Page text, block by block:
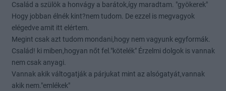
Család a szülök a honvágy a barátok,így maradtam. "gyökerek"
Hogy jobban élnék kint?nem tudom. De ezzel is megvagyok
elégedve amit itt elértem.
Megint csak azt tudom mondani,hogy nem vagyunk egyformák.
Család! ki miben,hogyan nőt fel."kötelék" Érzelmi dolgok is vannak
nem csak anyagi.
Vannak akik váltogatják a párjukat mint az alsógatyát,vannak
akik nem."emlékek"